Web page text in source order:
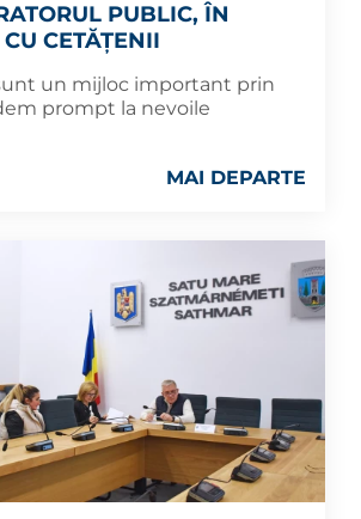
PUBLIC, ÎN
CETĂȚENII
un mijloc important prin
prompt la nevoile
MAI DEPARTE